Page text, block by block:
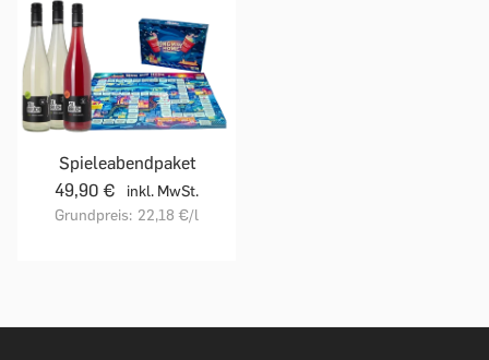
Spieleabendpaket
49,90 €
inkl. MwSt.
Grundpreis: 22,18 €/l